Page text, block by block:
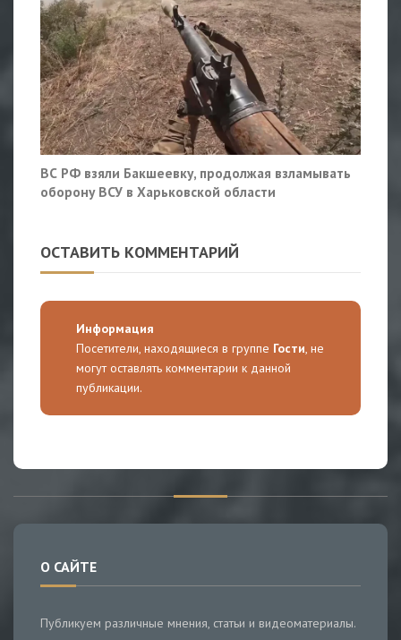
ВС РФ взяли Бакшеевку, продолжая взламывать
оборону ВСУ в Харьковской области
ОСТАВИТЬ КОММЕНТАРИЙ
Информация
Посетители, находящиеся в группе Гости, не
могут оставлять комментарии к данной
публикации.
О САЙТЕ
Публикуем различные мнения, статьи и видеоматериалы.